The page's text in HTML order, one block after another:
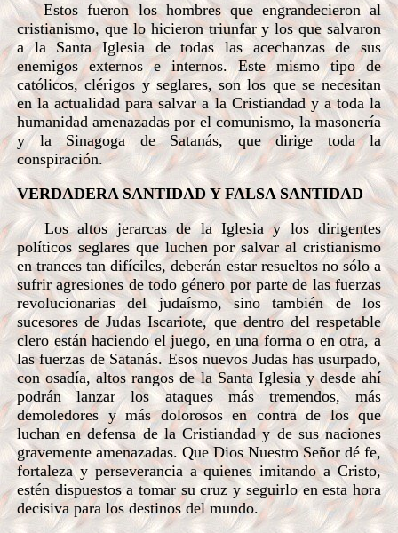
Estos fueron los hombres que engrandecieron al
cristianismo, que lo hicieron triunfar y los que salvaron
a la Santa Iglesia de todas las acechanzas de sus
enemigos externos e internos. Este mismo tipo de
católicos, clérigos y seglares, son los que se necesitan
en la actualidad para salvar a la Cristiandad y a toda la
humanidad amenazadas por el comunismo, la masonería
y la Sinagoga de Satanás, que dirige toda la
conspiración.
VERDADERA SANTIDAD Y FALSA SANTIDAD
Los altos jerarcas de la Iglesia y los dirigentes
políticos seglares que luchen por salvar al cristianismo
en trances tan difíciles, deberán estar resueltos no sólo a
sufrir agresiones de todo género por parte de las fuerzas
revolucionarias del judaísmo, sino también de los
sucesores de Judas Iscariote, que dentro del respetable
clero están haciendo el juego, en una forma o en otra, a
las fuerzas de Satanás. Esos nuevos Judas has usurpado,
con osadía, altos rangos de la Santa Iglesia y desde ahí
podrán lanzar los ataques más tremendos, más
demoledores y más dolorosos en contra de los que
luchan en defensa de la Cristiandad y de sus naciones
gravemente amenazadas. Que Dios Nuestro Señor dé fe,
fortaleza y perseverancia a quienes imitando a Cristo,
estén dispuestos a tomar su cruz y seguirlo en esta hora
decisiva para los destinos del mundo.